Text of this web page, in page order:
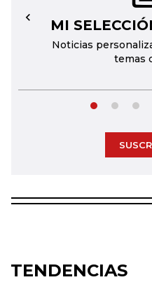
MI
Noticias
temas
←
TENDENCIAS